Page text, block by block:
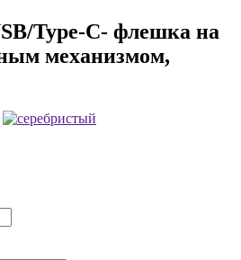
Type-C- флешка на
механизмом,